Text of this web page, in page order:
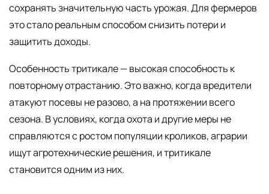
сохранять значительную часть урожая. Для фермеров
это стало реальным способом снизить потери и
защитить доходы.
Особенность тритикале — высокая способность к
повторному отрастанию. Это важно, когда вредители
атакуют посевы не разово, а на протяжении всего
сезона. В условиях, когда охота и другие меры не
справляются с ростом популяции кроликов, аграрии
ищут агротехнические решения, и тритикале
становится одним из них.